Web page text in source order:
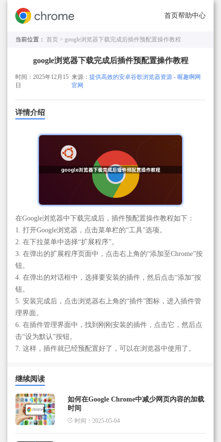
首页帮助中心
当前位置： 首页 > google浏览器下载完成后插件预配置操作教程
google浏览器下载完成后插件预配置操作教程
时间：2025年12月15
日
来源：提供高效的安卓谷歌浏览器资源 - 喔趣啊网
官网
详情介绍
在Google浏览器中下载完成后，插件预配置操作教程如下：
1. 打开Google浏览器，点击菜单栏的“工具”选项。
2. 在下拉菜单中选择“扩展程序”。
3. 在弹出的扩展程序页面中，点击右上角的“添加至Chrome”按
钮。
4. 在弹出的对话框中，选择要安装的插件，然后点击“添加”按
钮。
5. 安装完成后，点击浏览器右上角的“插件”图标，进入插件管
理界面。
6. 在插件管理界面中，找到刚刚安装的插件，点击它，然后点
击“设为默认”按钮。
7. 这样，插件就已经预配置好了，可以在浏览器中使用了。
继续阅读
如何在Google Chrome中减少网页内容的加载
时间
时间：2025-05-04